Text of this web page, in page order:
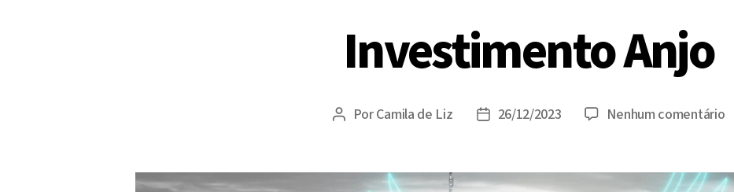
Investimento Anjo
Autor
PorCamila de Liz
Data26/12/2023 Nenhum comentárioem